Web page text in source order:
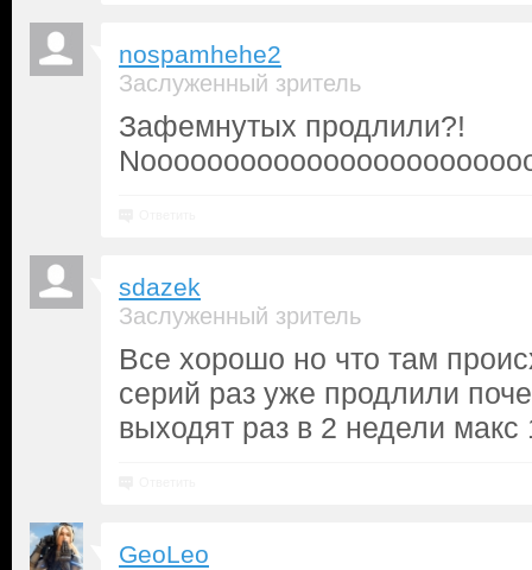
nospamhehe2
Заслуженный зритель
Зафемнутых продлили?!
sdazek
Заслуженный зритель
Все хорошо но что там
серий раз уже продлили
выходят раз в 2 недели макс
GeoLeo